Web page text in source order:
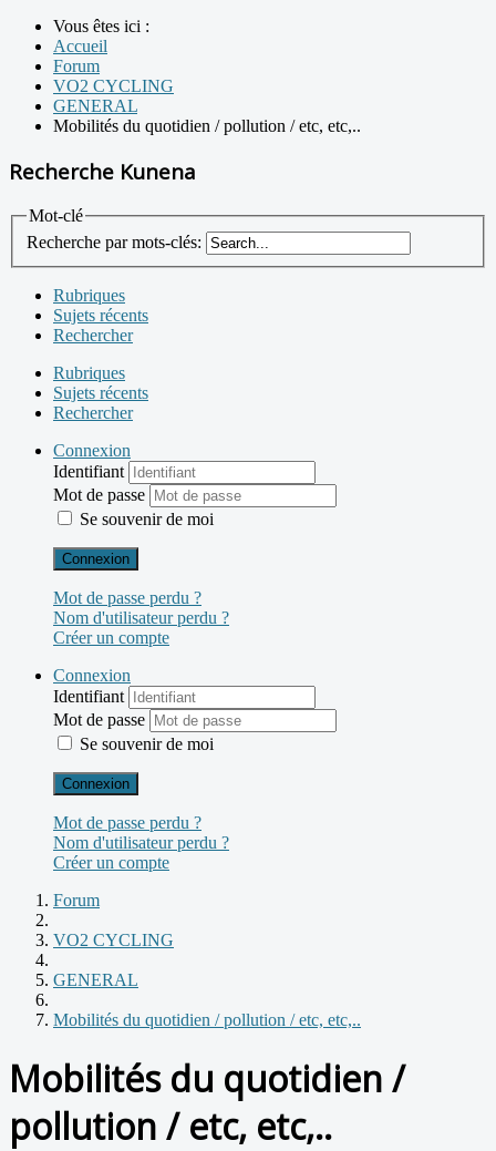
Vous êtes ici :
Accueil
Forum
VO2 CYCLING
GENERAL
Mobilités du quotidien / pollution / etc, etc,..
Recherche Kunena
Mot-clé
Recherche par mots-clés:
Rubriques
Sujets récents
Rechercher
Rubriques
Sujets récents
Rechercher
Connexion
Identifiant
Mot de passe
Se souvenir de moi
Connexion
Mot de passe perdu ?
Nom d'utilisateur perdu ?
Créer un compte
Connexion
Identifiant
Mot de passe
Se souvenir de moi
Connexion
Mot de passe perdu ?
Nom d'utilisateur perdu ?
Créer un compte
Forum
VO2 CYCLING
GENERAL
Mobilités du quotidien / pollution / etc, etc,..
Mobilités du quotidien /
pollution / etc, etc,..